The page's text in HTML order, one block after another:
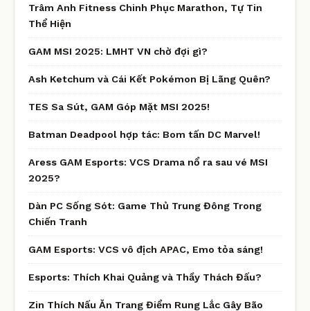
Trâm Anh Fitness Chinh Phục Marathon, Tự Tin
Thể Hiện
GAM MSI 2025: LMHT VN chờ đợi gì?
Ash Ketchum và Cái Kết Pokémon Bị Lãng Quên?
TES Sa Sút, GAM Góp Mặt MSI 2025!
Batman Deadpool hợp tác: Bom tấn DC Marvel!
Aress GAM Esports: VCS Drama nổ ra sau vé MSI
2025?
Dàn PC Sống Sót: Game Thủ Trung Đông Trong
Chiến Tranh
GAM Esports: VCS vô địch APAC, Emo tỏa sáng!
Esports: Thích Khai Quảng và Thầy Thách Đấu?
Zin Thích Nấu Ăn Trang Điểm Rung Lắc Gây Bão